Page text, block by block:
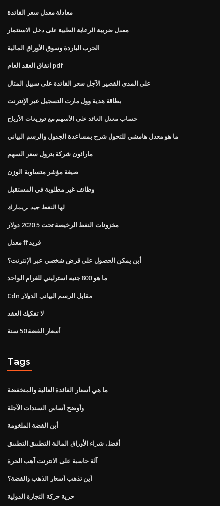
معادلة معدل سعر الفائدة
معدل ضريبة الرعاية الطبية على دخل الاستثمار
الحرب الباردة وسوق الأوراق المالية
اتفاق العقد العام pdf
على المدى القصير الآجل سعر الفائدة على سبيل المثال
بطاقة هدية وول مارت التسجيل عبر الإنترنت
حساب معدل العائد على الأسهم مع توزيعات الأرباح
ما هو معدل هامشي للتحول شرح بمساعدة الجدول والرسم البياني
ماراثون شركة بترول سعر السهم
صيغة مؤشر متساوية الوزن
وظائف غير مطلوبة في المستقبل
لها النفط جيد بريمارك
مخزونات النفط الرخيصة تحت 5 2020 دولار
معدل ff فريد
أين يمكن الحصول على قرض شخصي عبر الإنترنت؟
ما هو 800 جنيه استرليني للغرام الواحد
Cdn مقابل الرسم البياني الدولار
لا تفكيك العقد
أسعار الفضة 50 سنة
Tags
ما هي أسعار الفائدة العالية والمنخفضة
وأوضح أساس السندات الآجلة
أين الفضة الملغومة
أفضل شراء الأوراق المالية التطبيق التطبيق
آلة حاسبة على الانترنت آهب الحرة
أين تذهب أسعار الذهب والفضة؟
حرية حركة التجارة الدولية